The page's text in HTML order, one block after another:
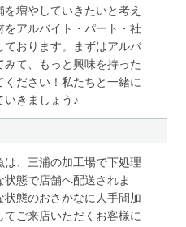
増やしていきたいと考え
アルバイト・パート・社
ております。まずはアルバ
て、もっと興味を持った
ださい！私たちと一緒に
いきましょう♪
、三浦の加工場で下処理
態で店舗へ配送されま
態のおさかなに人手間加
ご来店いただくお客様に